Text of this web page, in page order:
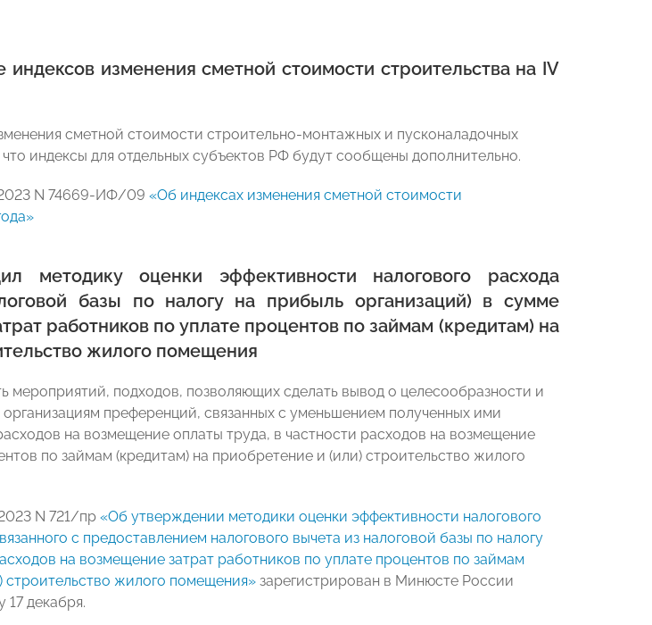
изменения сметной стоимости строительства на IV
сметной стоимости строительно-монтажных и пусконаладочных
индексы для отдельных субъектов РФ будут сообщены дополнительно.
N 74669-ИФ/09 «Об индексах изменения сметной стоимости
методику оценки эффективности налогового расхода
базы по налогу на прибыль организаций) в сумме
работников по уплате процентов по займам (кредитам) на
жилого помещения
мероприятий, подходов, позволяющих сделать вывод о целесообразности и
организациям преференций, связанных с уменьшением полученных ими
на возмещение оплаты труда, в частности расходов на возмещение
по займам (кредитам) на приобретение и (или) строительство жилого
N 721/пр «Об утверждении методики оценки эффективности налогового
с предоставлением налогового вычета из налоговой базы по налогу
на возмещение затрат работников по уплате процентов по займам
строительство жилого помещения» зарегистрирован в Минюсте России
17 декабря.